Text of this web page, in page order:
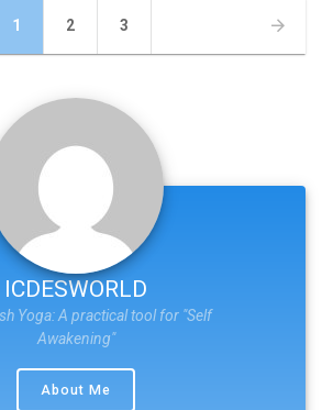
Page
1 Page
2 Page
3
ICDESWORLD
Yoga: A practical tool for "Self
Awakening"
About Me